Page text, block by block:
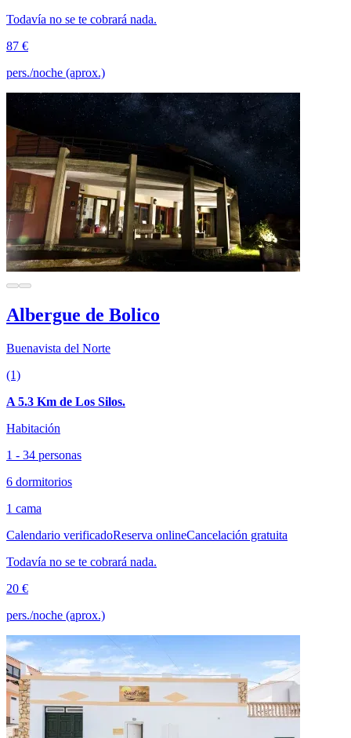
Todavía no se te cobrará nada.
87 €
pers./noche (aprox.)
Albergue de Bolico
Buenavista del Norte
(1)
A 5.3 Km de Los Silos.
Habitación
1 - 34 personas
6 dormitorios
1 cama
Calendario verificadoReserva onlineCancelación gratuita
Todavía no se te cobrará nada.
20 €
pers./noche (aprox.)